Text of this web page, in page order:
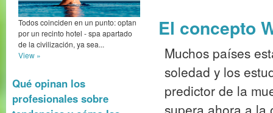
Todos coinciden en un punto: optan
por un recinto hotel - spa apartado
de la civilización, ya sea...
View »
Qué opinan los
profesionales sobre
El concepto
Muchos países
soledad y los
predictor de la
supera ahora a la